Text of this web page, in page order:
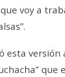
voy a
esta versión